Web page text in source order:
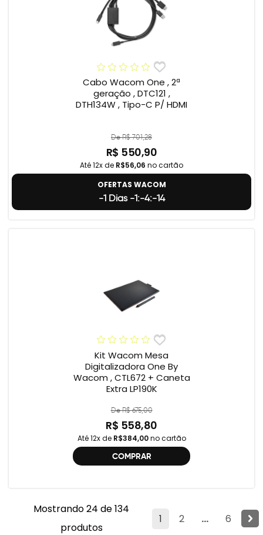
Cabo Wacom One , 2ª
geração , DTC121 ,
DTH134W , Tipo-C P/ HDMI
De R$ 701,28
R$ 550,90
Até 12x de R$56,06 no cartão
OFERTAS WACOM
-1 Dias -1:-4:-15
Kit Wacom Mesa
Digitalizadora One By
Wacom , CTL672 + Caneta
Extra LP190K
De R$ 675,00
R$ 558,80
Até 12x de R$384,00no cartão
COMPRAR
1 2 ... 6
Mostrando 24 de 134
produtos